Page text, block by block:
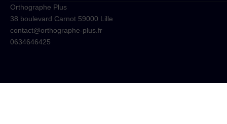
Orthographe Plus
38 boulevard Carnot 59000 Lille
contact@orthographe-plus.fr
0634646425